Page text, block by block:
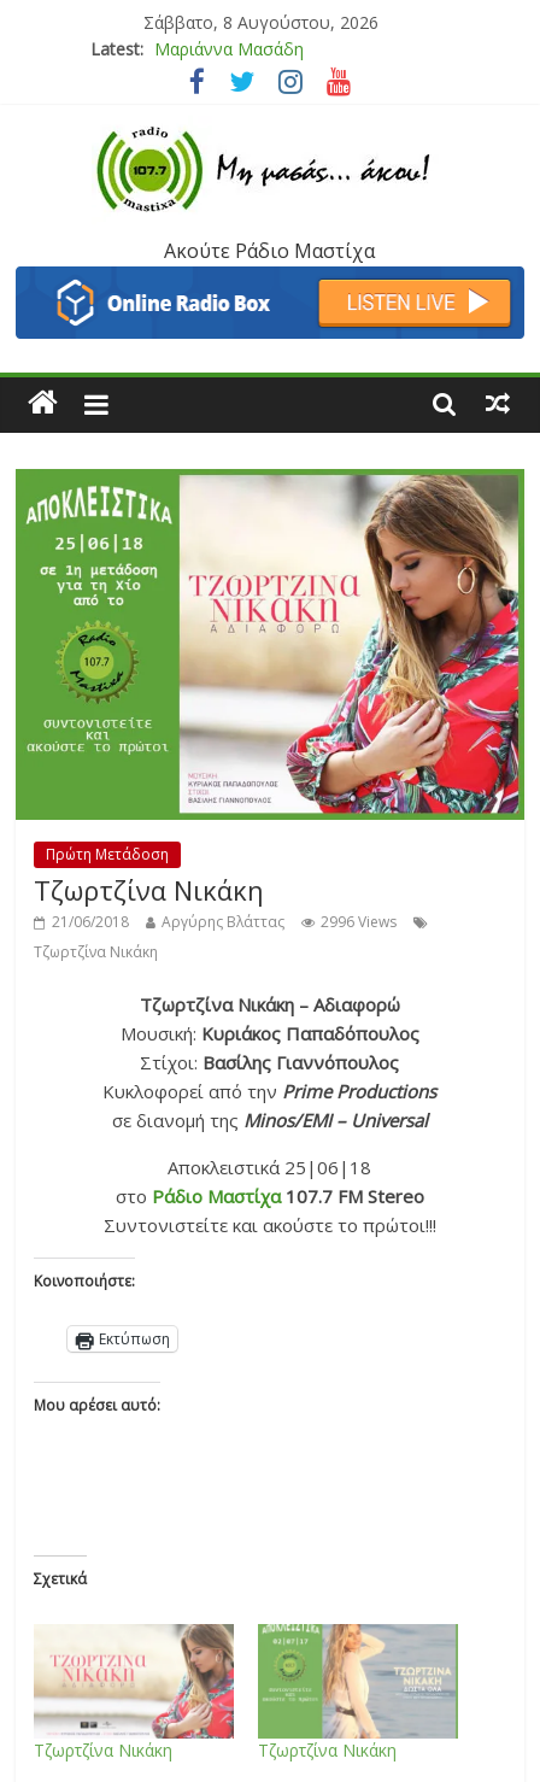
Σάββατο, 8 Αυγούστου, 2026
Latest: Μαριάννα Μασάδη
Τάνια Μπρεάζου
Μάνος Τρυπιάς & Γιώργος Στρατάκης
Ιορδάνης Αγαπητός
Ακούτε Ράδιο Μαστίχα
Πρώτη Μετάδοση
Τζωρτζίνα Νικάκη
21/06/2018 Αργύρης Βλάττας
2996 Views
Τζωρτζίνα Νικάκη
Τζωρτζίνα Νικάκη – Αδιαφορώ
Μουσική: Κυριάκος Παπαδόπουλος
Στίχοι: Βασίλης Γιαννόπουλος
Κυκλοφορεί από την Prime Productions
σε διανομή της Minos/EMI – Universal
Αποκλειστικά 25|06|18
στο Ράδιο Μαστίχα107.7 FM Stereo
Συντονιστείτε και ακούστε το πρώτοι!!!
Κοινοποιήστε:
Εκτύπωση
Μου αρέσει αυτό:
Σχετικά
Τζωρτζίνα Νικάκη
Τζωρτζίνα Νικάκη